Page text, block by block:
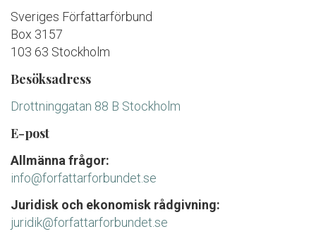
Sveriges Författarförbund
Box 3157
103 63 Stockholm
Besöksadress
Drottninggatan 88 B Stockholm
E-post
Allmänna frågor:
info@forfattarforbundet.se
Juridisk och ekonomisk rådgivning:
juridik@forfattarforbundet.se